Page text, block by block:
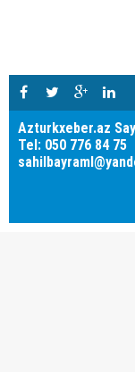
Azturkxeber.az
Tel: 050 776 84 75